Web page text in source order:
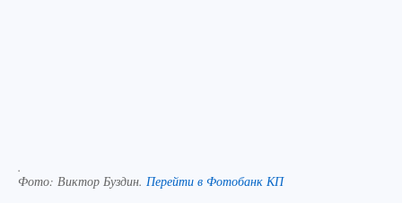
.
Фото: Виктор Буздин. Перейти в Фотобанк КП